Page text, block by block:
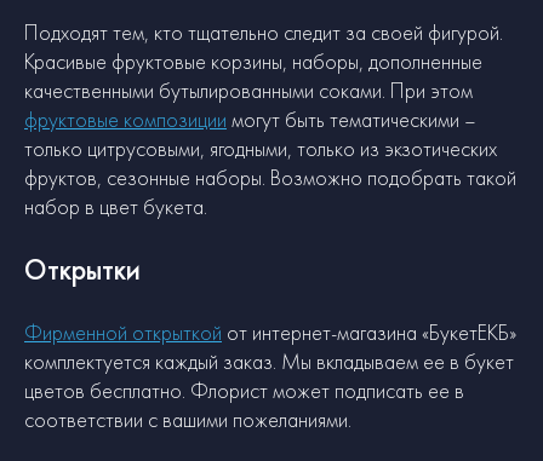
Подходят тем, кто тщательно следит за своей фигурой.
Красивые фруктовые корзины, наборы, дополненные
качественными бутылированными соками. При этом
фруктовые композиции могут быть тематическими –
только цитрусовыми, ягодными, только из экзотических
фруктов, сезонные наборы. Возможно подобрать такой
набор в цвет букета.
Открытки
Фирменной открыткой от интернет-магазина «БукетЕКБ»
комплектуется каждый заказ. Мы вкладываем ее в букет
цветов бесплатно. Флорист может подписать ее в
соответствии с вашими пожеланиями.